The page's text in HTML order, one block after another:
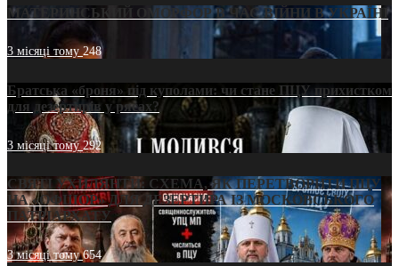
МАТЕРИНСЬКИЙ ОМОРФОР В ЧАС ВІЙНИ В УКРАЇНІ
3 місяці тому248
Братська «броня» під куполами: чи стане ПЦУ прихистком
для дезертирів у рясах?
3 місяці тому292
СВЯТІ УХИЛЯНТИ: СХЕМА, ЯК ПЕРЕТВОРИТИ ПЦУ
НА «ОФШОР» ДЛЯ ДЕЗЕРТИРА ІЗ МОСКОВСЬКОГО
ПАТРІАРХАТУ
3 місяці тому654